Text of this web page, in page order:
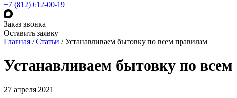
+7 (812) 612-00-19
Заказ звонка
Оставить заявку
Главная /Статьи /Устанавливаем бытовку по всем правилам
Устанавливаем бытовку по
27 апреля 2021